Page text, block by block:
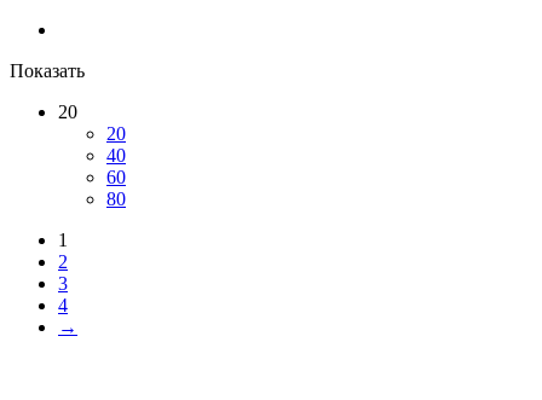
Показать
20
20
40
60
80
1
2
3
4
→